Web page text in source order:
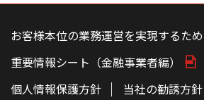
こ
お客様本位の業務運営を実現するた
重要情報シート（金融事業者編）
個人情報保護方針
当社の勧誘方針